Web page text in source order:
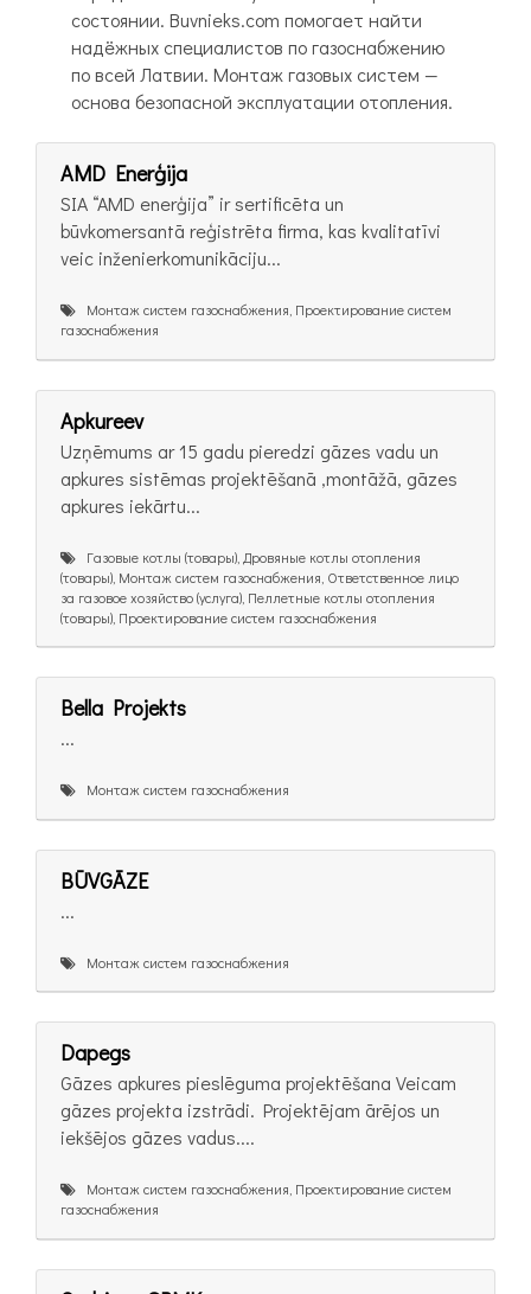
состоянии. Buvnieks.com помогает найти
надёжных специалистов по газоснабжению
по всей Латвии. Монтаж газовых систем —
основа безопасной эксплуатации отопления.
AMD Enerģija
SIA “AMD enerģija” ir sertificēta un
būvkomersantā reģistrēta firma, kas kvalitatīvi
veic inženierkomunikāciju...
Монтаж систем газоснабжения, Проектирование систем
газоснабжения
Apkureev
Uzņēmums ar 15 gadu pieredzi gāzes vadu un
apkures sistēmas projektēšanā ,montāžā, gāzes
apkures iekārtu...
Газовые котлы (товары), Дровяные котлы отопления
(товары), Монтаж систем газоснабжения, Ответственное лицо
за газовое хозяйство (услуга), Пеллетные котлы отопления
(товары), Проектирование систем газоснабжения
Bella Projekts
...
Монтаж систем газоснабжения
BŪVGĀZE
...
Монтаж систем газоснабжения
Dapegs
Gāzes apkures pieslēguma projektēšana Veicam
gāzes projekta izstrādi. Projektējam ārējos un
iekšējos gāzes vadus....
Монтаж систем газоснабжения, Проектирование систем
газоснабжения